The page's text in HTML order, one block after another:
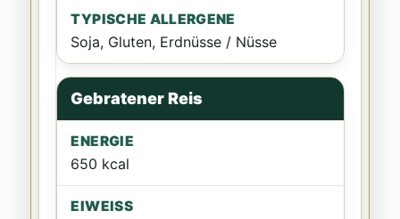
Soja, Gluten, Erdnüsse / Nüsse
Gebratener Reis
650 kcal